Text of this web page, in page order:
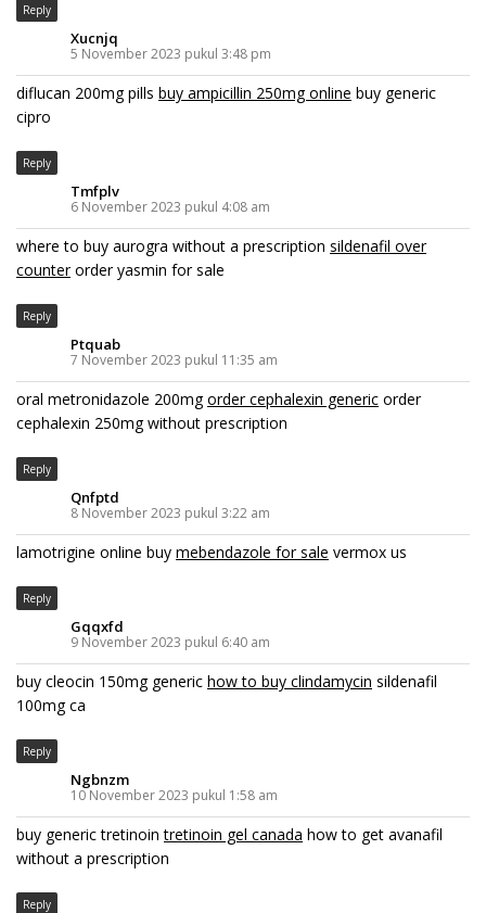
Reply
Xucnjq
5 November 2023 pukul 3:48 pm
diflucan 200mg pills buy ampicillin 250mg online buy generic
cipro
Reply
Tmfplv
6 November 2023 pukul 4:08 am
where to buy aurogra without a prescription sildenafil over
counterorder yasmin for sale
Reply
Ptquab
7 November 2023 pukul 11:35 am
oral metronidazole 200mgorder cephalexin generic order
cephalexin 250mg without prescription
Reply
Qnfptd
8 November 2023 pukul 3:22 am
lamotrigine online buy mebendazole for sale vermox us
Reply
Gqqxfd
9 November 2023 pukul 6:40 am
buy cleocin 150mg generic how to buy clindamycin sildenafil
100mg ca
Reply
Ngbnzm
10 November 2023 pukul 1:58 am
buy generic tretinointretinoin gel canada how to get avanafil
without a prescription
Reply